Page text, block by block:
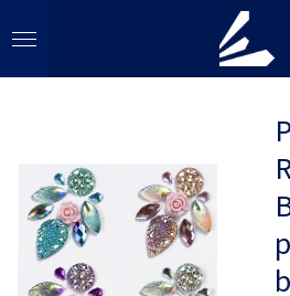
direct
naar